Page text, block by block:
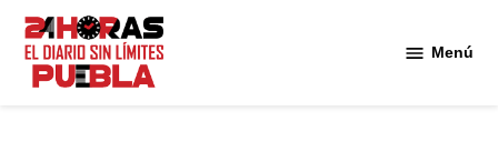
Saltar
contenido
Menú